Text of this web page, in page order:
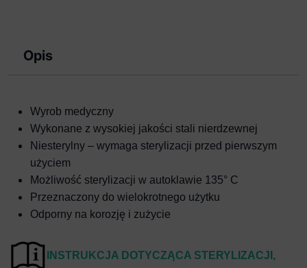
Opis
Wyrob medyczny
Wykonane z wysokiej jakości stali nierdzewnej
Niesterylny – wymaga sterylizacji przed pierwszym
użyciem
Możliwość sterylizacji w autoklawie 135° C
Przeznaczony do wielokrotnego użytku
Odporny na korozję i zużycie
NSTRUKCJA DOTYCZĄCA STERYLIZACJI,